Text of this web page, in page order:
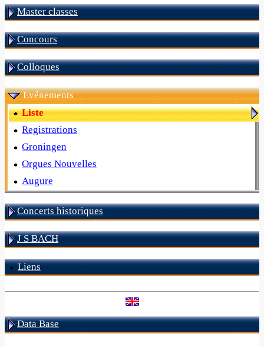
Master classes
Concours
Colloques
Evénements
Liste
Registrations
Groningen
Orgues Nouvelles
Augure
Concerts historiques
J S BACH
Liens
Data Base